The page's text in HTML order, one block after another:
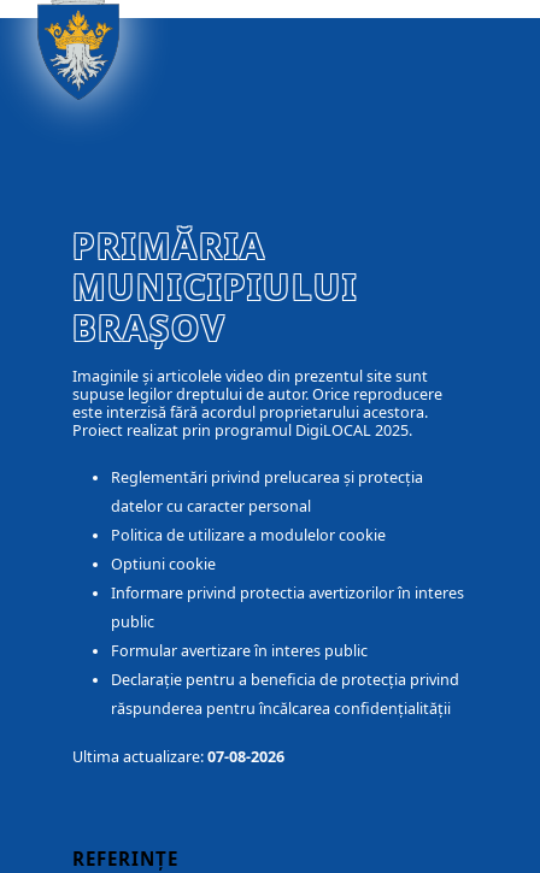
PRIMĂRIA
MUNICIPIULUI
BRAȘOV
Imaginile și articolele video din prezentul site sunt
supuse legilor dreptului de autor. Orice reproducere
este interzisă fără acordul proprietarului acestora.
Proiect realizat prin programul DigiLOCAL 2025.
Reglementări privind prelucarea și protecția
datelor cu caracter personal
Politica de utilizare a modulelor cookie
Optiuni cookie
Informare privind protectia avertizorilor în interes
public
Formular avertizare în interes public
Declarație pentru a beneficia de protecția privind
răspunderea pentru încălcarea confidențialității
Ultima actualizare:07-08-2026
REFERINȚE